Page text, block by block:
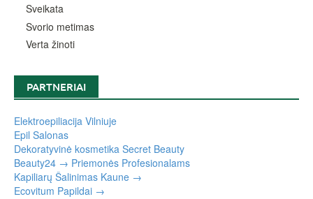
Sveikata
Svorio metimas
Verta žinoti
PARTNERIAI
Elektroepiliacija Vilniuje
Epil Salonas
Dekoratyvinė kosmetika Secret Beauty
Beauty24 → Priemonės Profesionalams
Kapiliarų Šalinimas Kaune →
Ecovitum Papildai →